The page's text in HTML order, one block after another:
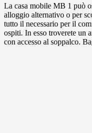
La casa mobile MB 1 può
alloggio alternativo o per
tutto il necessario per il
ospiti. In esso troverete un
con accesso al soppalco.